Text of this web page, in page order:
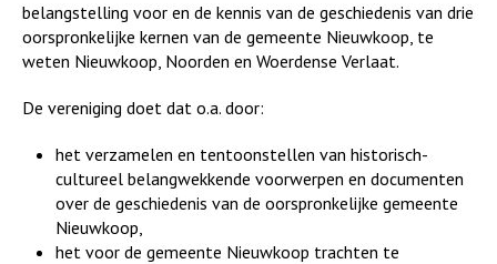
belangstelling voor en de kennis van de geschiedenis van drie
oorspronkelijke kernen van de gemeente Nieuwkoop, te
weten Nieuwkoop, Noorden en Woerdense Verlaat.
De vereniging doet dat o.a. door:
het verzamelen en tentoonstellen van historisch-
cultureel belangwekkende voorwerpen en documenten
over de geschiedenis van de oorspronkelijke gemeente
Nieuwkoop,
het voor de gemeente Nieuwkoop trachten te